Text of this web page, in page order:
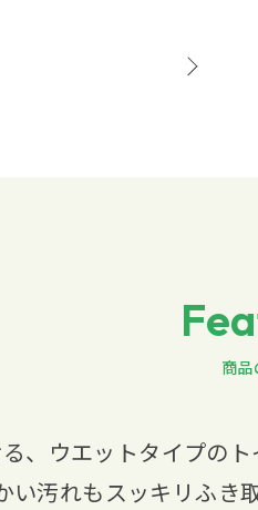
商
、ウエットタイプの
い汚れもスッキリふき